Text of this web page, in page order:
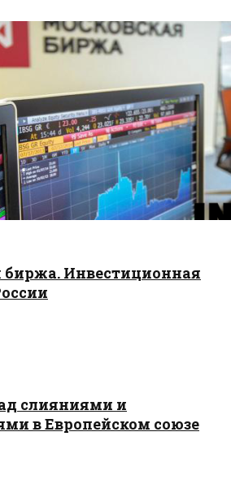
биржа. Инвестиционная
слияниями и
в Европейском союзе